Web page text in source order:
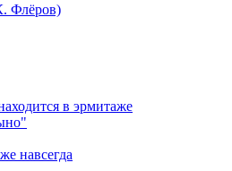
Флёров)
в эрмитаже
навсегда